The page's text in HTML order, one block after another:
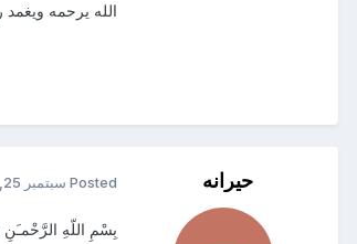
الله يرحمه ويغمد
حيرانه Posted سبتمبر 25, 2008
بِسْمِ اللّهِ الرَّحْمـَنِ